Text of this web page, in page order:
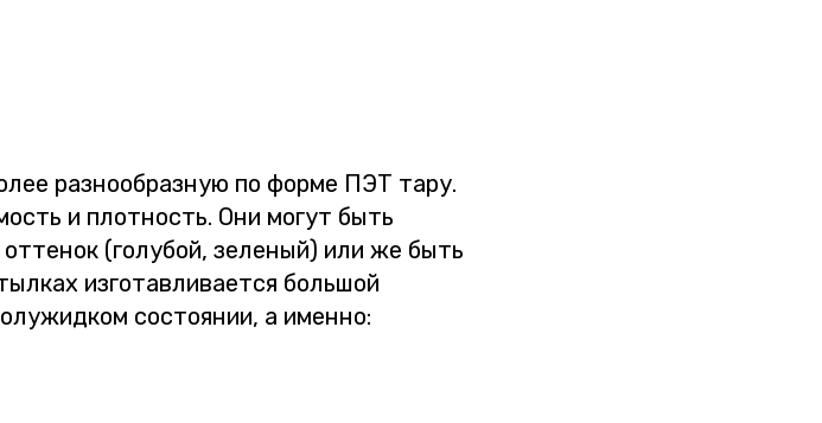
разнообразную по форме ПЭТ тару.
и плотность. Они могут быть
(голубой, зеленый) или же быть
изготавливается большой
состоянии, а именно: